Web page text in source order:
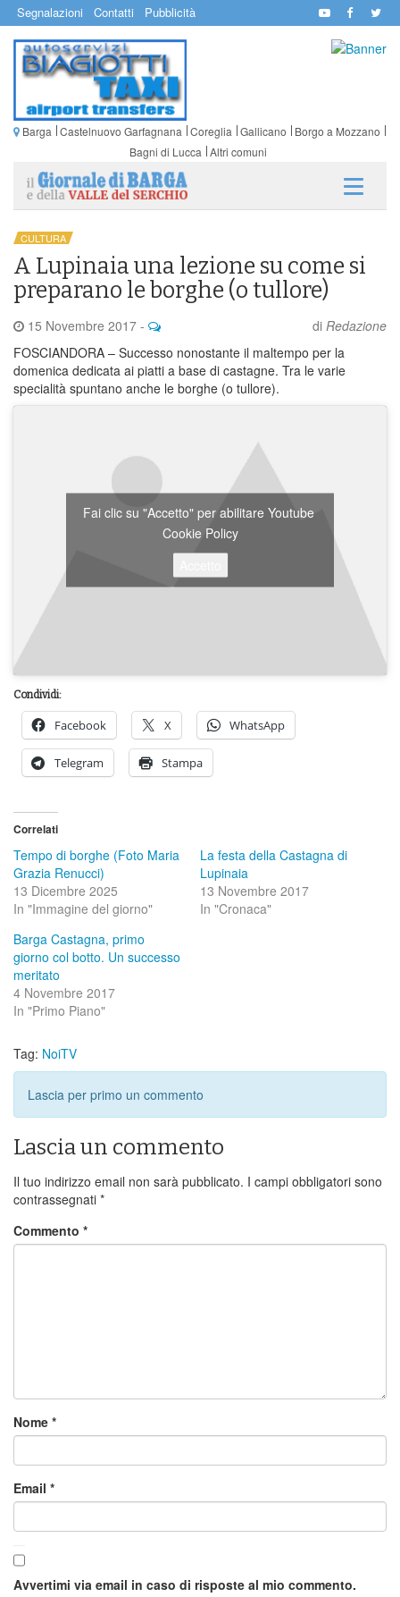
Segnalazioni Contatti Pubblicità
Barga Castelnuovo Garfagnana Coreglia Gallicano
Borgo a Mozzano
Bagni di Lucca Altri comuni
CULTURA
A Lupinaia una lezione su come si
preparano le borghe (o tullore)
15 Novembre 2017 - di Redazione
FOSCIANDORA – Successo nonostante il maltempo per la
domenica dedicata ai piatti a base di castagne. Tra le varie
specialità spuntano anche le borghe (o tullore).
Fai clic su "Accetto" per abilitare Youtube
Cookie Policy
Condividi:
Facebook X WhatsApp
Telegram Stampa
Correlati
Tempo di borghe (Foto Maria
Grazia Renucci)
13 Dicembre 2025
In "Immagine del giorno"
La festa della Castagna di
Lupinaia
13 Novembre 2017
In "Cronaca"
Barga Castagna, primo
giorno col botto. Un successo
meritato
4 Novembre 2017
In "Primo Piano"
Tag: NoiTV
Lascia per primo un commento
Lascia un commento
Il tuo indirizzo email non sarà pubblicato. I campi obbligatori sono
contrassegnati *
Commento *
Nome *
Email *
Avvertimi via email in caso di risposte al mio commento.